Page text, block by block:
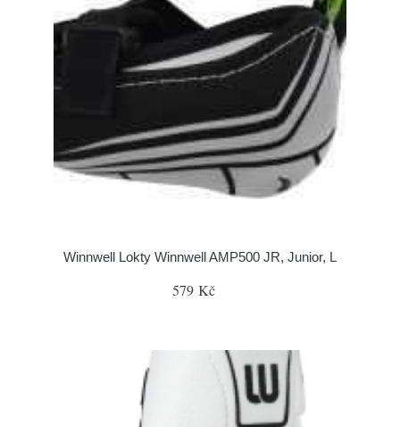
Winnwell Lokty Winnwell AMP500 JR, Junior, L
579 Kč